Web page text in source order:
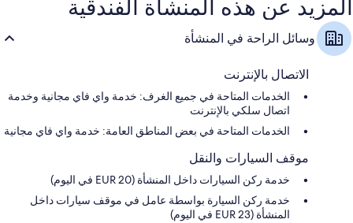
المزيد عن هذه المنشأة الفندقية
وسائل الراحة في المنشأة
الاتصال بالإنترنت
الخدمات المتاحة في جميع الغرف: خدمة واي فاي مجانية وخدمة
اتصال سلكي بالإنترنت
الخدمات المتاحة في بعض المناطق العامة: خدمة واي فاي مجانية
موقف السيارات والنقل
خدمة ركن السيارات داخل المنشأة (EUR 20 في اليوم)
خدمة ركن السيارة بواسطة عامل في موقف سيارات داخل
المنشأة (EUR 23 في اليوم)